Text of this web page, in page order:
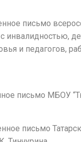
письмо
инвалидностью,
и педагогов,
письмо МБОУ
письмо